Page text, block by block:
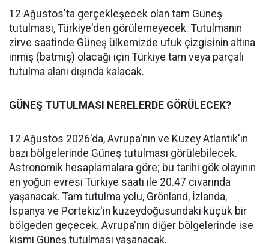
12 Ağustos'ta gerçekleşecek olan tam Güneş
tutulması, Türkiye'den görülemeyecek. Tutulmanın
zirve saatinde Güneş ülkemizde ufuk çizgisinin altına
inmiş (batmış) olacağı için Türkiye tam veya parçalı
tutulma alanı dışında kalacak.
GÜNEŞ TUTULMASI NERELERDE GÖRÜLECEK?
12 Ağustos 2026'da, Avrupa'nın ve Kuzey Atlantik'in
bazı bölgelerinde Güneş tutulması görülebilecek.
Astronomik hesaplamalara göre; bu tarihi gök olayının
en yoğun evresi Türkiye saati ile 20.47 civarında
yaşanacak. Tam tutulma yolu, Grönland, İzlanda,
İspanya ve Portekiz'in kuzeydoğusundaki küçük bir
bölgeden geçecek. Avrupa'nın diğer bölgelerinde ise
kısmi Güneş tutulması yaşanacak.